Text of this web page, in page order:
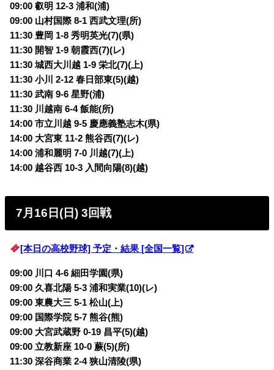
09:00 叡明 12-3 浦和(浦)
09:00 山村国際 8-1 西武文理(所)
11:30 豊岡 1-8 秀明英光(7)(県)
11:30 開智 1-9 朝霞西(7)(レ)
11:30 城西大川越 1-9 栄北(7)(上)
11:30 小川 2-12 春日部東(5)(越)
11:30 武南 9-6 星野(浦)
11:30 川越南 6-4 飯能(所)
14:00 市立川越 9-5 慶應義塾志木(県)
14:00 大宮東 11-2 熊谷西(7)(レ)
14:00 浦和麗明 7-0 川越(7)(上)
14:00 越谷西 10-3 入間向陽(8)(越)
7月16日(日) 3回戦
[本日の高校野球] 予定・結果 [全国一覧]
09:00 川口 4-6 細田学園(県)
09:00 久喜北陽 5-3 浦和実業(10)(レ)
09:00 東農大三 5-1 松山(上)
09:00 国際学院 5-7 熊谷(熊)
09:00 大宮武蔵野 0-19 昌平(5)(越)
09:00 立教新座 10-0 蕨(5)(所)
11:30 深谷商業 2-4 狭山清陵(県)